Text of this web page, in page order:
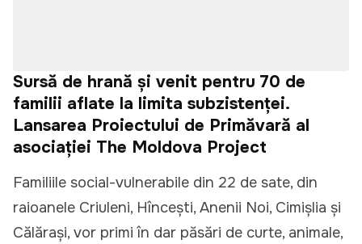
Sursă de hrană și venit pentru 70 de
familii aflate la limita subzistenței.
Lansarea Proiectului de Primăvară al
asociației The Moldova Project
Familiile social-vulnerabile din 22 de sate, din
raioanele Criuleni, Hîncești, Anenii Noi, Cimișlia și
Călărași, vor primi în dar păsări de curte, animale,